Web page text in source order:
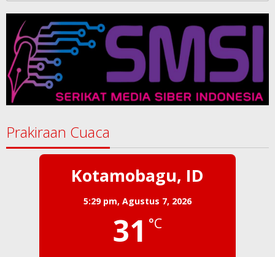
Prakiraan Cuaca
Kotamobagu, ID
5:29 pm, Agustus 7, 2026
31 °C